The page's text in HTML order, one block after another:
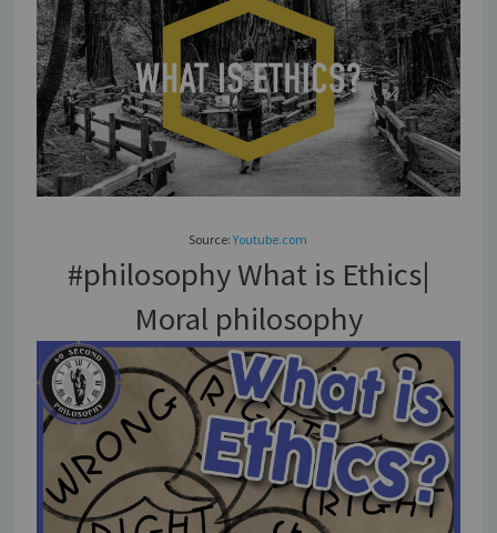
Source:Youtube.com
#philosophy What is Ethics|
Moral philosophy